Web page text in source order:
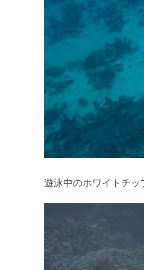
遊泳中のホワイトチッ